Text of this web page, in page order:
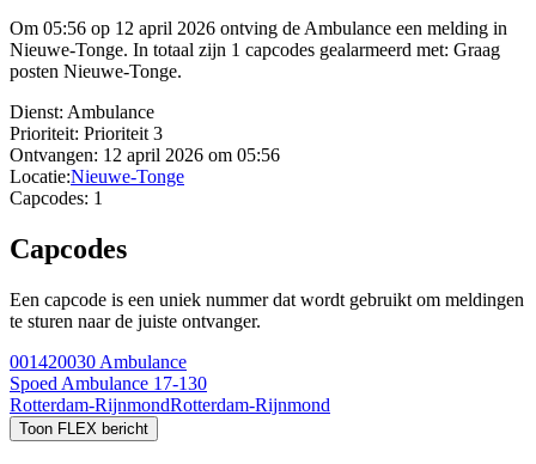
Om 05:56 op 12 april 2026 ontving de Ambulance een melding in
Nieuwe-Tonge. In totaal zijn 1 capcodes gealarmeerd met: Graag
posten Nieuwe-Tonge.
Dienst: Ambulance
Prioriteit: Prioriteit 3
Ontvangen: 12 april 2026 om 05:56
Locatie:Nieuwe-Tonge
Capcodes: 1
Capcodes
Een capcode is een uniek nummer dat wordt gebruikt om meldingen
te sturen naar de juiste ontvanger.
001420030 Ambulance
Spoed Ambulance 17-130
Rotterdam-RijnmondRotterdam-Rijnmond
Toon FLEX bericht